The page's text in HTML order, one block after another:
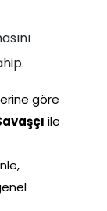
göre
ile